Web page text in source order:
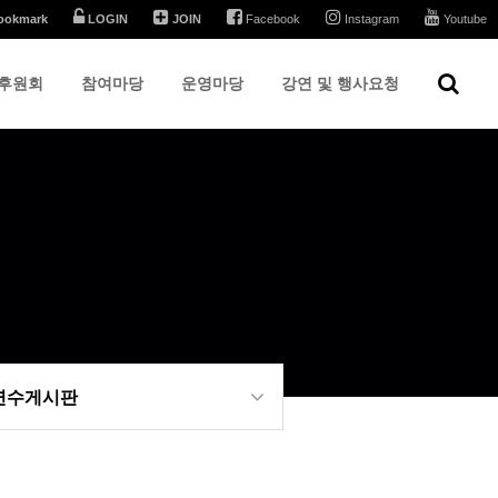
LOGIN JOIN Facebook Instagram Youtube
원회 참여마당 운영마당 강연 및 행사요청
수게시판